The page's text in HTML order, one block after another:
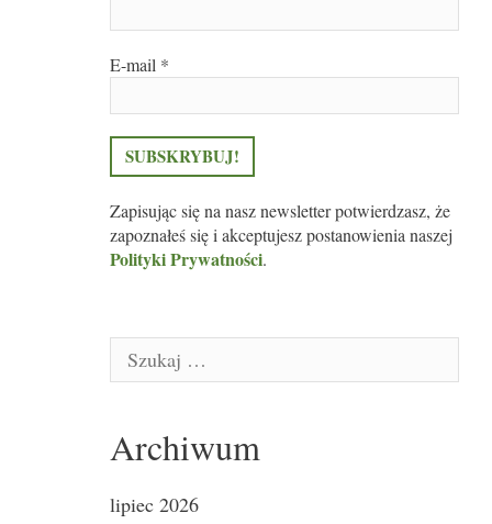
E-mail *
Zapisując się na nasz newsletter potwierdzasz, że
zapoznałeś się i akceptujesz postanowienia naszej
Polityki Prywatności.
Szukaj:
Archiwum
lipiec 2026